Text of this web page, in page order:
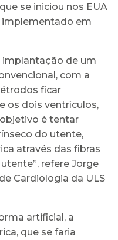
se iniciou nos EUA
implementado em
de um
com a
ficar
os dois ventrículos,
é tentar
do utente,
através das fibras
refere Jorge
Cardiologia da ULS
artificial, a
que se faria